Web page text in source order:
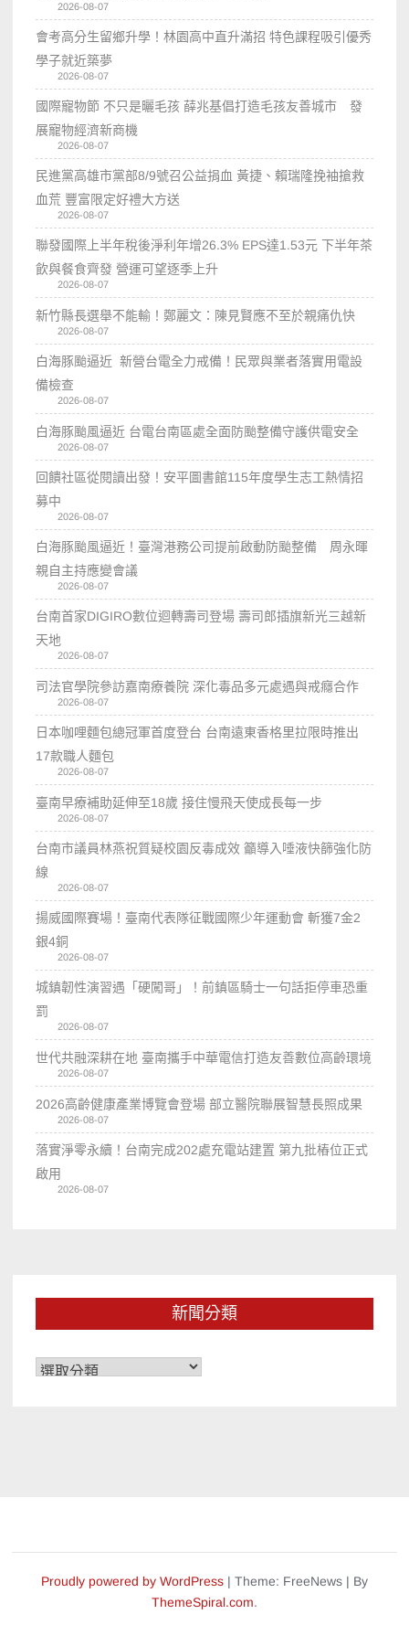
2026-08-07
會考高分生留鄉升學！林園高中直升滿招 特色課程吸引優秀
學子就近築夢
2026-08-07
國際寵物節 不只是曬毛孩 薛兆基倡打造毛孩友善城市 發
展寵物經濟新商機
2026-08-07
民進黨高雄市黨部8/9號召公益捐血 黃捷、賴瑞隆挽袖搶救
血荒 豐富限定好禮大方送
2026-08-07
聯發國際上半年稅後淨利年增26.3% EPS達1.53元 下半年茶
飲與餐食齊發 營運可望逐季上升
2026-08-07
新竹縣長選舉不能輸！鄭麗文：陳見賢應不至於親痛仇快
2026-08-07
白海豚颱逼近 新營台電全力戒備！民眾與業者落實用電設
備檢查
2026-08-07
白海豚颱風逼近 台電台南區處全面防颱整備守護供電安全
2026-08-07
回饋社區從閱讀出發！安平圖書館115年度學生志工熱情招
募中
2026-08-07
白海豚颱風逼近！臺灣港務公司提前啟動防颱整備 周永暉
親自主持應變會議
2026-08-07
台南首家DIGIRO數位迴轉壽司登場 壽司郎插旗新光三越新
天地
2026-08-07
司法官學院參訪嘉南療養院 深化毒品多元處遇與戒癮合作
2026-08-07
日本咖哩麵包總冠軍首度登台 台南遠東香格里拉限時推出
17款職人麵包
2026-08-07
臺南早療補助延伸至18歲 接住慢飛天使成長每一步
2026-08-07
台南市議員林燕祝質疑校園反毒成效 籲導入唾液快篩強化防
線
2026-08-07
揚威國際賽場！臺南代表隊征戰國際少年運動會 斬獲7金2
銀4銅
2026-08-07
城鎮韌性演習遇「硬闖哥」！前鎮區騎士一句話拒停車恐重
罰
2026-08-07
世代共融深耕在地 臺南攜手中華電信打造友善數位高齡環境
2026-08-07
2026高齡健康產業博覽會登場 部立醫院聯展智慧長照成果
2026-08-07
落實淨零永續！台南完成202處充電站建置 第九批樁位正式
啟用
2026-08-07
新聞分類
新
Proudly powered by WordPress | Theme: FreeNews | By
ThemeSpiral.com.